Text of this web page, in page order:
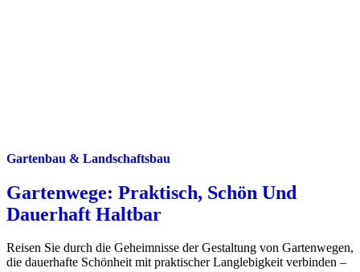
Gartenbau & Landschaftsbau
Gartenwege: Praktisch, Schön Und
Dauerhaft Haltbar
Reisen Sie durch die Geheimnisse der Gestaltung von Gartenwegen,
die dauerhafte Schönheit mit praktischer Langlebigkeit verbinden –